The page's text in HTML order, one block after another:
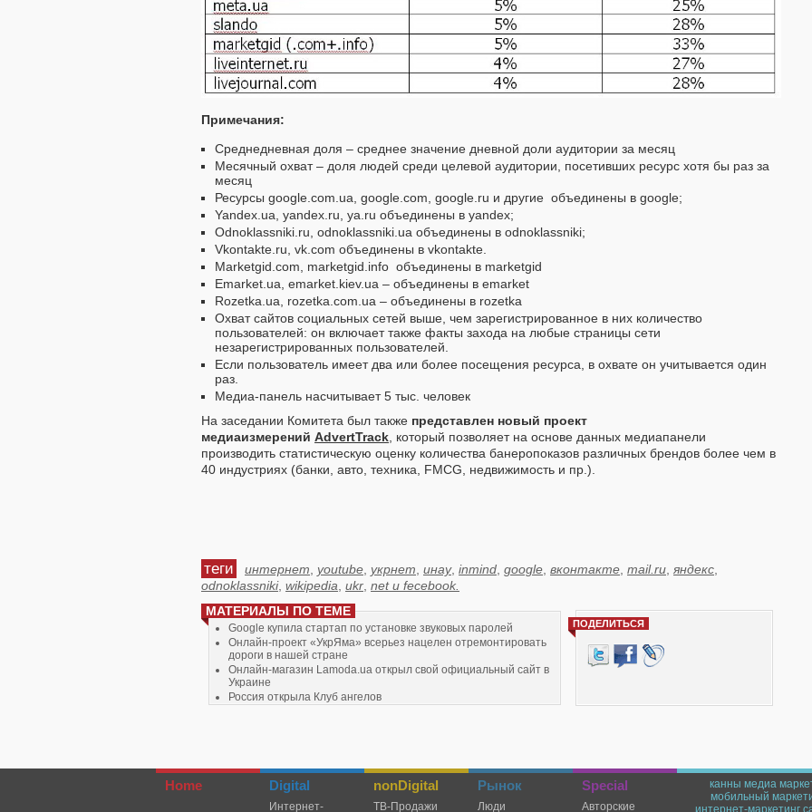
Примечания:
Среднедневная доля – среднее значение дневной доли аудитории за месяц
Месячный охват – доля людей среди целевой аудитории, посетивших ресурс хотя бы раз за
месяц
Ресурсы google.com.ua, google.com, google.ru и другие объединены в google;
Yandex.ua, yandex.ru, ya.ru объединены в yandex;
Odnoklassniki.ru, odnoklassniki.ua объединены в odnoklassniki;
Vkontakte.ru, vk.com объединены в vkontakte.
Marketgid.com, marketgid.info объединены в marketgid
Emarket.ua, emarket.kiev.ua – объединены в emarket
Rozetka.ua, rozetka.com.ua – объединены в rozetka
Охват сайтов социальных сетей выше, чем зарегистрированное в них количество
пользователей: он включает также факты захода на любые страницы сети
незарегистрированных пользователей.
Если пользователь имеет два или более посещения ресурса, в охвате он учитывается один
раз.
Медиа-панель насчитывает 5 тыс. человек
На заседании Комитета был также представлен новый проект
медиаизмерений AdvertTrack , который позволяет на основе данных медиапанели
производить статистическую оценку количества банеропоказов различных брендов более чем в
40 индустриях (банки, авто, техника, FMCG, недвижимость и пр.).
теги интернет youtube укрнет инау, inmind google вконтакте mail.ru яндекс
odnoklassniki, wikipedia ukr net и fecebook.
МАТЕРИАЛЫ ПО ТЕМЕ
Google купила стартап по установке звуковых паролей
Онлайн-проект «УкрЯма» всерьез нацелен отремонтировать
дороги в нашей стране
Онлайн-магазин Lamoda.ua открыл свой официальный сайт в
Украине
Россия открыла Клуб ангелов
ПОДЕЛИТЬСЯ
Home Digital
Интернет-
nonDigital
TВ-Продажи
Рынок
Люди
Special
Авторские
канны медиа
мобильный
интернет-маркетинг